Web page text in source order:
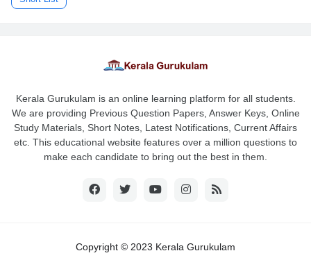
Kerala Gurukulam is an online learning platform for all students.
We are providing Previous Question Papers, Answer Keys, Online
Study Materials, Short Notes, Latest Notifications, Current Affairs
etc. This educational website features over a million questions to
make each candidate to bring out the best in them.
Copyright © 2023 Kerala Gurukulam